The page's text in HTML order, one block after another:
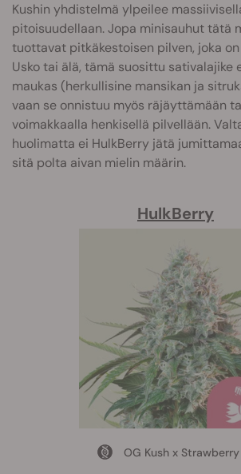
Kushin yhdistelmä ylpeilee
pitoisuudellaan. Jopa minisauhut tätä
tuottavat pitkäkestoisen pilven, joka
Usko tai älä, tämä suosittu sativalajike
maukas (herkullisine mansikan ja
vaan se onnistuu myös räjäyttämään
voimakkaalla henkisellä pilvellään.
huolimatta ei HulkBerry jätä
sitä polta aivan mielin määrin.
HulkBerry
OG Kush x